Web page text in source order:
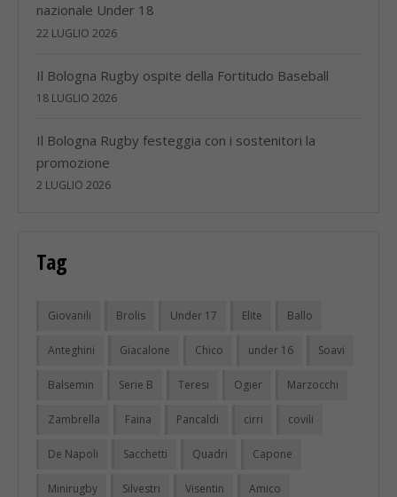
nazionale Under 18
22 LUGLIO 2026
Il Bologna Rugby ospite della Fortitudo Baseball
18 LUGLIO 2026
Il Bologna Rugby festeggia con i sostenitori la
promozione
2 LUGLIO 2026
Tag
Giovanili Brolis Under 17 Elite Ballo
Anteghini Giacalone Chico under 16 Soavi
Balsemin Serie B Teresi Ogier Marzocchi
Zambrella Faina Pancaldi cirri covili
De Napoli Sacchetti Quadri Capone
Minirugby Silvestri Visentin Amico